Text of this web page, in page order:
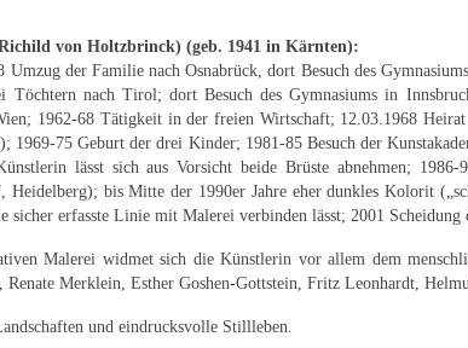
von Holtzbrinck) (geb. 1941 in Kärnten):
der Familie nach Osnabrück, dort Besuch des
nach Tirol; dort Besuch des Gymnasiums in
1962-68 Tätigkeit in der freien Wirtschaft; 12.03.1968
1969-75 Geburt der drei Kinder; 1981-85 Besuch der
lässt sich aus Vorsicht beide Brüste abnehmen;
Heidelberg); bis Mitte der 1990er Jahre eher dunkles Kolorit
sicher erfasste Linie mit Malerei verbinden lässt; 2001
Malerei widmet sich die Künstlerin vor allem dem
Renate Merklein, Esther Goshen-Gottstein, Fritz Leonhardt,
und eindrucksvolle Stillleben.